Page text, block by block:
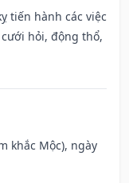
tiến hành các việc
hỏi, động thổ,
khắc Mộc), ngày